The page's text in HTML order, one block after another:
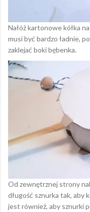
Nałóż kartonowe kółka
musi być bardzo ładnie,
zaklejać boki bębenka.
Od zewnętrznej strony
długość sznurka tak, aby
jest również, aby sznurki